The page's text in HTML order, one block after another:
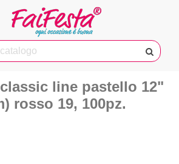
line pastello 12"
rosso 19, 100pz.